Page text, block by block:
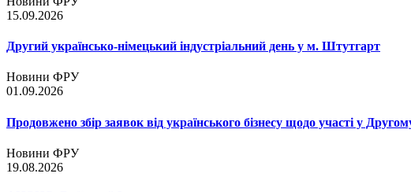
15.09.2026
Другий українсько-німецький індустріальний день у м. Штутгарт
Новини ФРУ
01.09.2026
Продовжено збір заявок від українського бізнесу щодо участі у
Новини ФРУ
19.08.2026